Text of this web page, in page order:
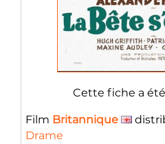
Cette fiche a
Film Britannique
Drame